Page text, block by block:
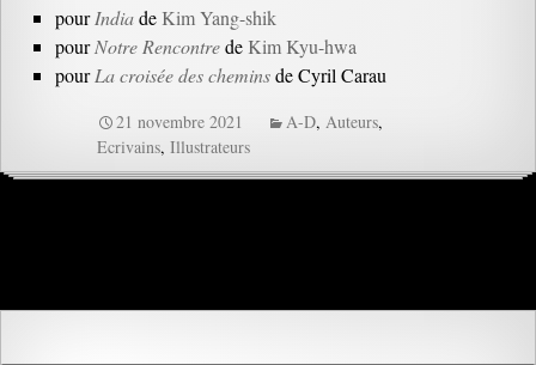
pourIndiadeKim Yang-shik
pourNotre Rencontrede Kim Kyu-hwa
pourLa croisée des cheminsde Cyril Carau
21 novembre 2021 A-D,Auteurs,
Ecrivains,Illustrateurs